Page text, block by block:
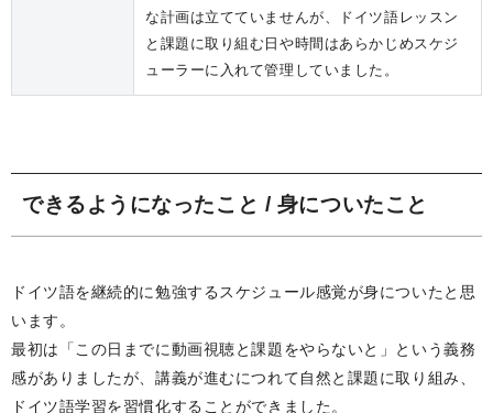
な計画は立てていませんが、ドイツ語レッスン
と課題に取り組む日や時間はあらかじめスケジ
ューラーに入れて管理していました。
できるようになったこと / 身についたこと
ドイツ語を継続的に勉強するスケジュール感覚が身についたと思
います。
最初は「この日までに動画視聴と課題をやらないと」という義務
感がありましたが、講義が進むにつれて自然と課題に取り組み、
ドイツ語学習を習慣化することができました。